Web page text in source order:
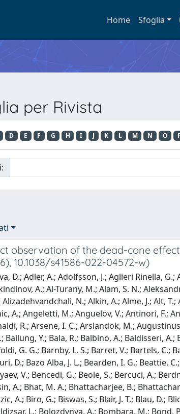
Home Sfoglia
per Rivista
D E F G H I J K L M N O
observation of the dead-cone
10.1038/s41586-022-04572-w)
Balbastre, G.; Conesa del Valle, Z.; Contin, G.; Contreras, J. G.; Coquet, M. L.; Cormier, T. M.; Cortese, P.; Cosentino, M. R.; Costa, F.; Costanza, S.; Crochet, P.; Cruz-Torres, R.; Cuautle, E.; Cui, P.; Cunqueiro, L.; Dainese, A.; Damas, F. P. A.; Danisch, M. C.; Danu, A.; Das, I.; Das, P.; Das, P.; Das, S.; Dash, S.; De, S.; De Caro, A.; de Cataldo, G.; De Cilladi, L.; de Cuveland, J.; De Falco, A.; De Gruttola, D.; De Marco, N.; De Martin, C.; De Pasquale, S.; Deb, S.; Degenhardt, H. F.; Deja, K. R.; Dello Stritto, L.; Delsanto, S.; Deng, W.; Dhankher, P.; Di Bari, D.; Di Mauro, A.; Diaz, R. A.; Dietel, T.; Ding, Y.; Divia, R.; Dixit, D. U.; Djuvsland, O.; Dmitrieva, U.; Do, J.; Dobrin, A.; Donigus, B.; Dordic, O.; Dubey, A. K.; Dubla, A.; Dudi, S.; Dukhishyam, M.; Dupieux, P.; Dzalaiova, N.; Eder, T. M.; Ehlers, R. J.; Eikeland, V. N.; Eisenhut, F.; Elia, D.; Erazmus, B.; Ercolessi, F.; Erhardt, F.; Erokhin, A.; Ersdal, M. R.; Espagnon, B.; Eulisse, G.; Evans, D.; Evdokimov, S.; Fabbietti, L.; Faggin, M.; Faivre, J.; Fan, F.; Fantoni, A.; Fasel, M.; Fecchio, P.; Feliciello, A.; Feofilov, G.; Fernandez Tellez, A.; Ferrero, A.; Ferretti, A.; Feuillard, V. J. G.; Figiel, J.; Filchagin, S.; Finogeev, D.; Fionda, F. M.; Fiorenza, G.; Flor, F.; Flores, A. N.; Foertsch, S.; Foka, P.; Fokin, S.; Fragiacomo, E.; Frajna, E.; Fuchs, U.; Funicello, N.; Furget, C.; Furs, A.; Gaardhoje, J. J.; Gagliardi, M.; Gago, A. M.; Gal, A.; Galvan, C. D.; Ganoti, P.; Garabatos, C.; Garcia, J. R. A.; Garcia-Solis, E.; Garg, K.; Gargiulo, C.; Garibli, A.; Garner, K.; Gasik, P.; Gauger, E. F.; Gautam, A.; Gay Ducati, M. B.; Germain, M.; Ghosh, P.; Ghosh, S. K.; Giacalone, M.; Gianotti, P.; Giubellino, P.; Giubilato, P.; Glaenzer, A. M. C.; Glassel, P.; Goh, D. J. Q.; Gonzalez, V.; Gonzalez-Trueba, L. H.; Gorbunov, S.; Gorgon, M.; Gorlich, L.; Gotovac, S.; Grabski, V.; Graczykowski, L. K.; Greiner, L.; Grelli, A.; Grigoras, C.; Grigoriev, V.; Grigoryan, A.; Grigoryan, S.; Groettvik, O. S.; Grosa, F.; Grosse-Oetringhaus, J. F.; Grosso, R.; Guardiano, G. G.; Guernane, R.; Guilbaud, M.; Gulbrandsen, K.; Gunji, T.; Gupta, A.; Gupta, R.; Guzman, S. P.; Gyulai, L.; Habib, M. K.; Hadjidakis, C.; Halimoglu, G.; Hamagaki, H.; Hamar, G.; Hamid, M.; Hannigan, R.; Haque, M. R.; Harlenderova, A.; Harris, J. W.; Harton, A.; Hasenbichler, J. A.; Hassan, H.; Hatzifotiadou, D.; Hauer, P.; Havener, L. B.; Hayashi, S.; Heckel, S. T.; Hellbar, E.; Helstrup, H.; Herman, T.; Hernandez, E. G.; Herrera Corral, G.; Herrmann, F.; Hetland, K. F.; Hillemanns, H.; Hills, C.; Hippolyte, B.; Hofman, B.; Hohlweger, B.; Honermann, J.; Hong, G. H.; Horak, D.; Hornung, S.; Horzyk, A.; Hosokawa, R.; Hristov, P.; Hughes, C.; Huhn, P.; Humanic, T. J.; Hushnud, H.; Husova, L. A.; Hutson, A.; Hutter, D.; Iddon, J. P.; Ilkaev, R.; Ilyas, H.; Inaba, M.; Innocenti, G. M.; Ippolitov, M.; Isakov, A.; Islam, M. S.; Ivanov, M.; Ivanov, V.; Izucheev, V.; Jablonski, M.; Jacak, B.; Jacazio, N.; Jacobs, P. M.; Jadlovska, S.; Jadlovsky, J.; Jaelani, S.; Jahnke, C.; Jakubowska, M. J.; Jalotra, A.; Janik, M. A.; Janson, T.; Jercic, M.; Jevons, O.; Jonas, F.; Jones, P. G.; Jowett, J. M.; Jung, J.; Jung, M.; Junique, A.; Jusko, A.; Kaewjai, J.; Kalinak, P.; Kalweit, A.; Kaplin, V.; Kar, S.; Karasu Uysal, A.; Karatovic, D.; Karavichev, O.; Karavicheva, T.; Karczmarczyk, P.; Karpechev, E.; Kazantsev, A.; Kebschull, U.; Keidel, R.; Keijdener, D. L. D.; Keil, M.; Ketzer, B.; Khabanova, Z.; Khan, A. M.;